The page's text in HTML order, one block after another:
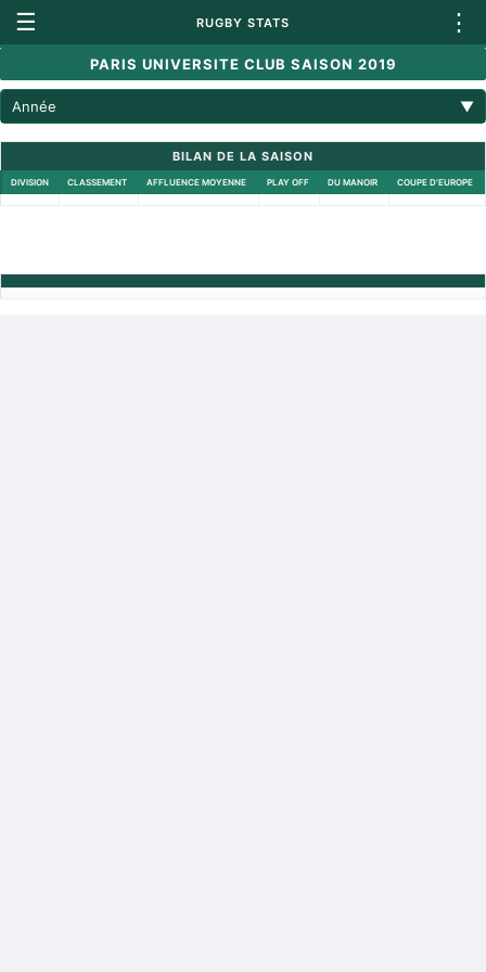
☰ RUGBY STATS ⋮
PARIS UNIVERSITE CLUB SAISON 2019
Année ▼
BILAN DE LA SAISON
DIVISION CLASSEMENT AFFLUENCE MOYENNE PLAY OFF DU MANOIR COUPE D'EUROPE